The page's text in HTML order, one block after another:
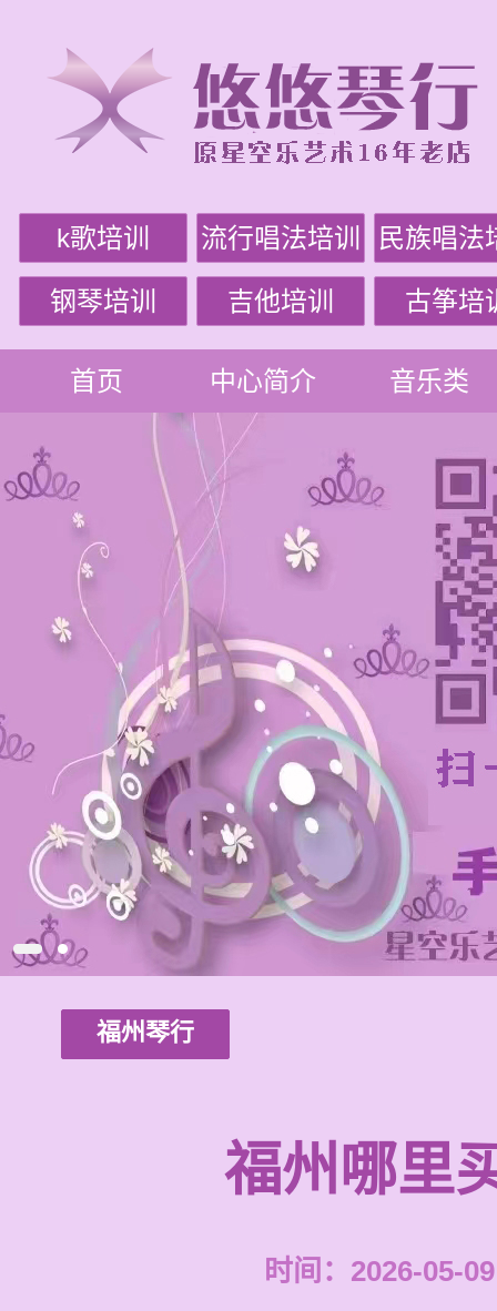
k歌培训 流行唱法培训 民族唱法
钢琴培训 吉他培训 古筝培
首页 中心简介 音乐类
福州琴行
福州哪里
时间：2026-05-